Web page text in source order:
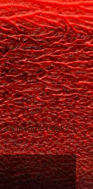
favorite books »